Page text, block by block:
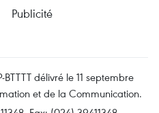
Publicité
délivré le 11 septembre
et de la Communication.